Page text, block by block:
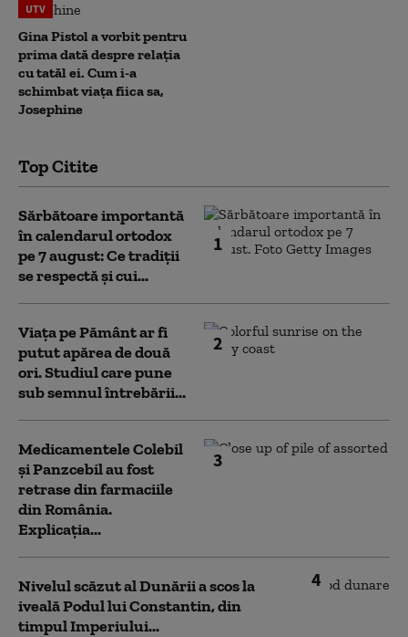
UTV
Gina Pistol a vorbit pentru
prima dată despre relația
cu tatăl ei. Cum i-a
schimbat viața fiica sa,
Josephine
Top Citite
1
Sărbătoare importantă
în calendarul ortodox
pe 7 august: Ce tradiții
se respectă și cui...
2
Viața pe Pământ ar fi
putut apărea de două
ori. Studiul care pune
sub semnul întrebării...
3
Medicamentele Colebil
și Panzcebil au fost
retrase din farmaciile
din România.
Explicația...
4
Nivelul scăzut al Dunării a scos la
iveală Podul lui Constantin, din
timpul Imperiului...